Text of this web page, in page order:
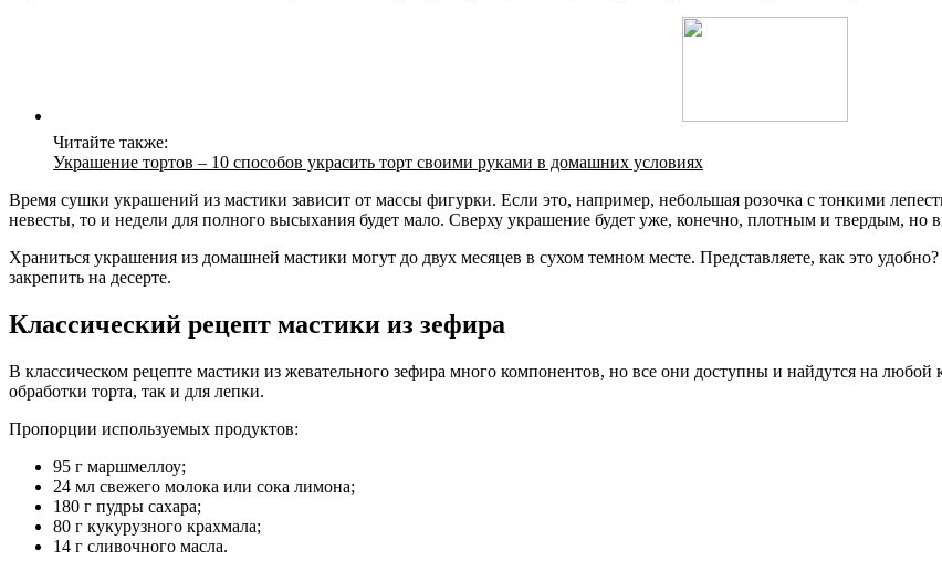
Читайте также:
Украшение тортов – 10 способов украсить торт своими руками в домашних условиях
Время сушки украшений из мастики зависит от массы фигурки. Если это, например, небольшая розочка с тонкими
невесты, то и недели для полного высыхания будет мало. Сверху украшение будет уже, конечно, плотным и твердым, но
Храниться украшения из домашней мастики могут до двух месяцев в сухом темном месте. Представляете, как это
закрепить на десерте.
Классический рецепт мастики из зефира
В классическом рецепте мастики из жевательного зефира много компонентов, но все они доступны и найдутся на любой
обработки торта, так и для лепки.
Пропорции используемых продуктов:
95 г маршмеллоу;
24 мл свежего молока или сока лимона;
180 г пудры сахара;
80 г кукурузного крахмала;
14 г сливочного масла.